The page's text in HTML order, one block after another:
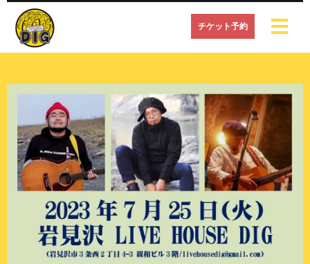
チケット予約